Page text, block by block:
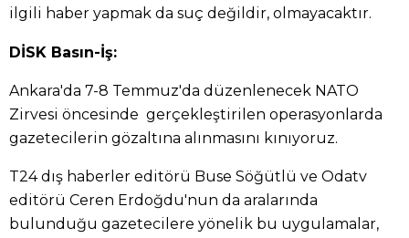
ilgili haber yapmak da suç değildir, olmayacaktır.
DİSK Basın-İş:
Ankara'da 7-8 Temmuz'da düzenlenecek NATO
Zirvesi öncesinde gerçekleştirilen operasyonlarda
gazetecilerin gözaltına alınmasını kınıyoruz.
T24 dış haberler editörü Buse Söğütlü ve Odatv
editörü Ceren Erdoğdu'nun da aralarında
bulunduğu gazetecilere yönelik bu uygulamalar,